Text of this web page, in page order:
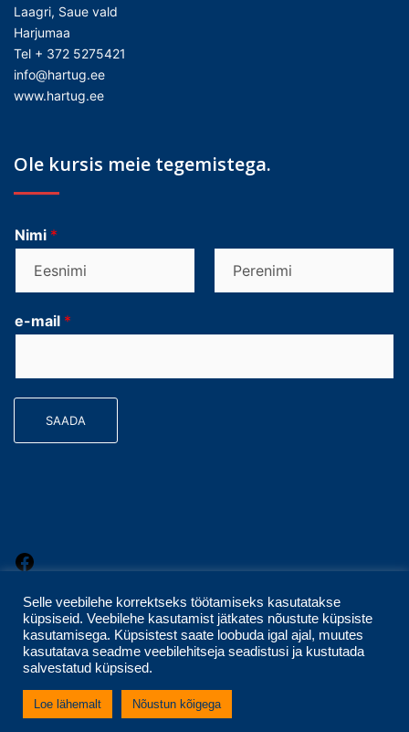
Laagri, Saue vald
Harjumaa
Tel + 372 5275421
info@hartug.ee
www.hartug.ee
Ole kursis meie tegemistega.
Nimi *
r
e-mail *
SAADA
© 2026 Hariduse Tugiteenused Harjumaal.
Selle veebilehe korrektseks töötamiseks kasutatakse
küpsiseid. Veebilehe kasutamist jätkates nõustute küpsiste
kasutamisega. Küpsistest saate loobuda igal ajal, muutes
kasutatava seadme veebilehitseja seadistusi ja kustutada
salvestatud küpsised.
Loe lähemalt Nõustun kõigega